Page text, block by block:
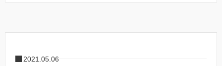
2021.05.06